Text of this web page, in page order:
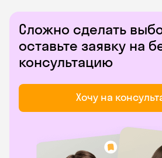
Сложно сделать
оставьте заявку на
консультацию
Хочу на